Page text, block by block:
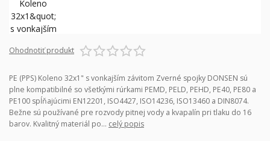
Ohodnotiť produkt
PE (PPS) Koleno 32x1" s vonkajším závitom Zverné spojky DONSEN sú
plne kompatibilné so všetkými rúrkami PEMD, PELD, PEHD, PE40, PE80 a
PE100 spĺňajúcimi EN12201, ISO4427, ISO14236, ISO13460 a DIN8074.
Bežne sú používané pre rozvody pitnej vody a kvapalín pri tlaku do 16
barov. Kvalitný materiál po... celý popis